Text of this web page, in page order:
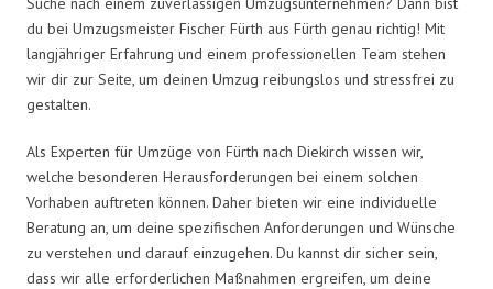
du bei Umzugsmeister Fischer Fürth aus Fürth genau richtig! Mit
langjähriger Erfahrung und einem professionellen Team stehen
wir dir zur Seite, um deinen Umzug reibungslos und stressfrei zu
gestalten.
Als Experten für Umzüge von Fürth nach Diekirch wissen wir,
welche besonderen Herausforderungen bei einem solchen
Vorhaben auftreten können. Daher bieten wir eine individuelle
Beratung an, um deine spezifischen Anforderungen und Wünsche
zu verstehen und darauf einzugehen. Du kannst dir sicher sein,
dass wir alle erforderlichen Maßnahmen ergreifen, um deine